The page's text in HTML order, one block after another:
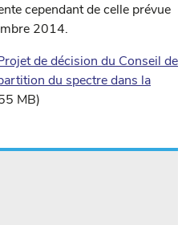
cependant de celle prévue
2014.
de décision du Conseil de
du spectre dans la
MB)